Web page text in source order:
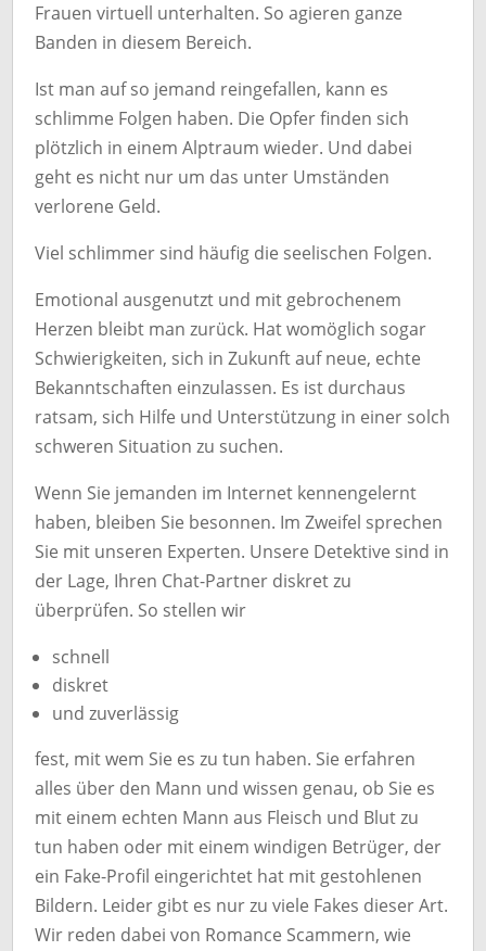
Frauen virtuell unterhalten. So agieren ganze
Banden in diesem Bereich.
Ist man auf so jemand reingefallen, kann es
schlimme Folgen haben. Die Opfer finden sich
plötzlich in einem Alptraum wieder. Und dabei
geht es nicht nur um das unter Umständen
verlorene Geld.
Viel schlimmer sind häufig die seelischen Folgen.
Emotional ausgenutzt und mit gebrochenem
Herzen bleibt man zurück. Hat womöglich sogar
Schwierigkeiten, sich in Zukunft auf neue, echte
Bekanntschaften einzulassen. Es ist durchaus
ratsam, sich Hilfe und Unterstützung in einer solch
schweren Situation zu suchen.
Wenn Sie jemanden im Internet kennengelernt
haben, bleiben Sie besonnen. Im Zweifel sprechen
Sie mit unseren Experten. Unsere Detektive sind in
der Lage, Ihren Chat-Partner diskret zu
überprüfen. So stellen wir
schnell
diskret
und zuverlässig
fest, mit wem Sie es zu tun haben. Sie erfahren
alles über den Mann und wissen genau, ob Sie es
mit einem echten Mann aus Fleisch und Blut zu
tun haben oder mit einem windigen Betrüger, der
ein Fake-Profil eingerichtet hat mit gestohlenen
Bildern. Leider gibt es nur zu viele Fakes dieser Art.
Wir reden dabei von Romance Scammern, wie